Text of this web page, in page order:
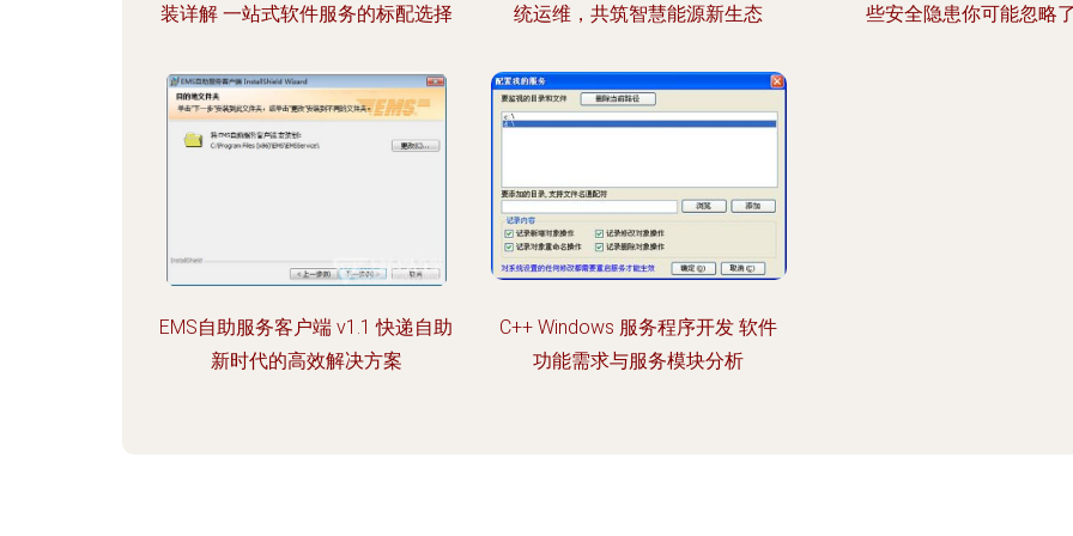
装详解 一站式软件服务的标配选择 统运维，共筑智慧能源新生态 些安全隐患你可能忽略
EMS自助服务客户端 v1.1 快递自助
新时代的高效解决方案
C++ Windows 服务程序开发 软件
功能需求与服务模块分析